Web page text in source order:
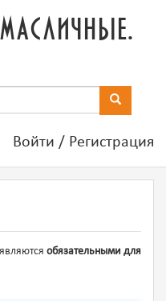
Войти / Регистрация
обязательными для